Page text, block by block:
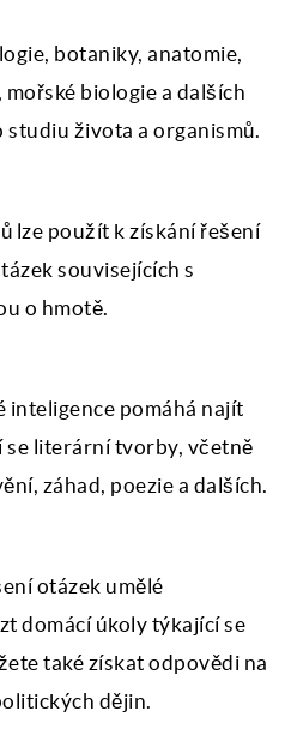
botaniky, anatomie,
biologie a dalších
studiu života a organismů.
lze použít k získání řešení
souvisejících s
o hmotě.
inteligence pomáhá najít
se literární tvorby, včetně
záhad, poezie a dalších.
otázek umělé
domácí úkoly týkající se
také získat odpovědi na
dějin.